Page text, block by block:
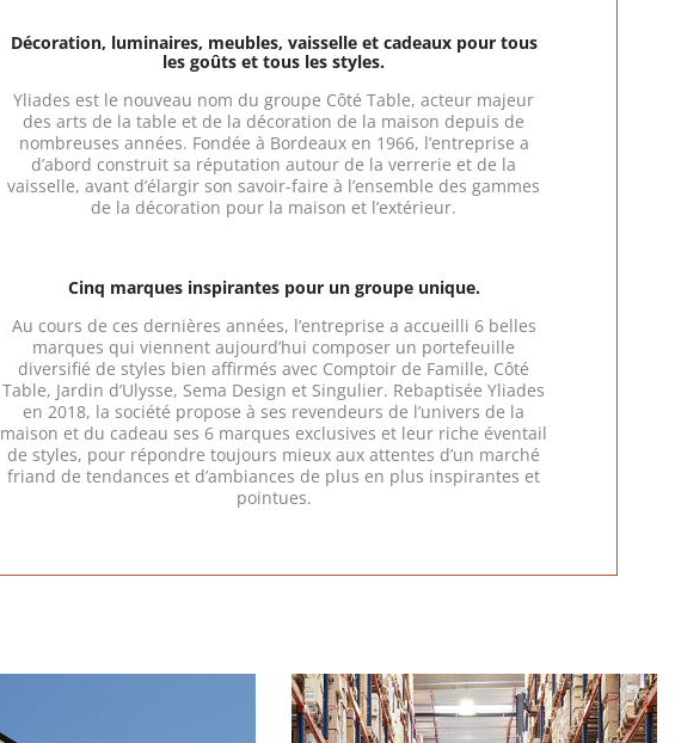
Décoration, luminaires, meubles, vaisselle et cadeaux pour tous
les goûts et tous les styles.
Yliades est le nouveau nom du groupe Côté Table, acteur majeur
des arts de la table et de la décoration de la maison depuis de
nombreuses années. Fondée à Bordeaux en 1966, l’entreprise a
d’abord construit sa réputation autour de la verrerie et de la
vaisselle, avant d’élargir son savoir-faire à l’ensemble des gammes
de la décoration pour la maison et l’extérieur.
Cinq marques inspirantes pour un groupe unique.
Au cours de ces dernières années, l’entreprise a accueilli 6 belles
marques qui viennent aujourd’hui composer un portefeuille
diversifié de styles bien affirmés avec Comptoir de Famille, Côté
Table, Jardin d’Ulysse, Sema Design et Singulier. Rebaptisée Yliades
en 2018, la société propose à ses revendeurs de l’univers de la
maison et du cadeau ses 6 marques exclusives et leur riche éventail
de styles, pour répondre toujours mieux aux attentes d’un marché
friand de tendances et d’ambiances de plus en plus inspirantes et
pointues.